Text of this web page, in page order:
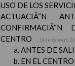
USO DE LOS
ACTUACIÃ“N
CENTRO
14 de febrero
ANTES DE
EN EL